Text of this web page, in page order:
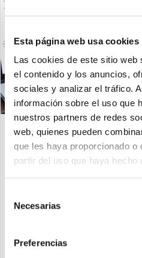
Esta página web usa cookies
Las cookies de este sitio web
el contenido y los anuncios,
sociales y analizar el tráfico.
información sobre el uso que
nuestros partners de redes
web, quienes pueden
que les haya proporcionado o
partir del uso que haya hecho
Necesarias
Preferencias
Digitalizar la
administración
La era digital está
contables. Las tareas